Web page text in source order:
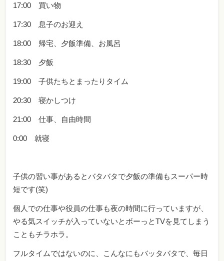
17:00 買い物
17:30 息子のお迎え
18:00 帰宅、夕飯準備、お風呂
18:30 夕飯
19:00 子供たちとまったりタイム
20:30 寝かしつけ
21:00 仕事、自由時間
0:00 就寝
子供の習い事があるとバタバタで夕飯の準備もスーパー時
短です(笑)
個人での仕事や役員の仕事も夜の時間に行っていますが、
やる気スイッチが入っていないとボーっとTVを見てしまう
こともチラホラ。
フルタイムではないのに、こんなにもバッタバタで、毎日